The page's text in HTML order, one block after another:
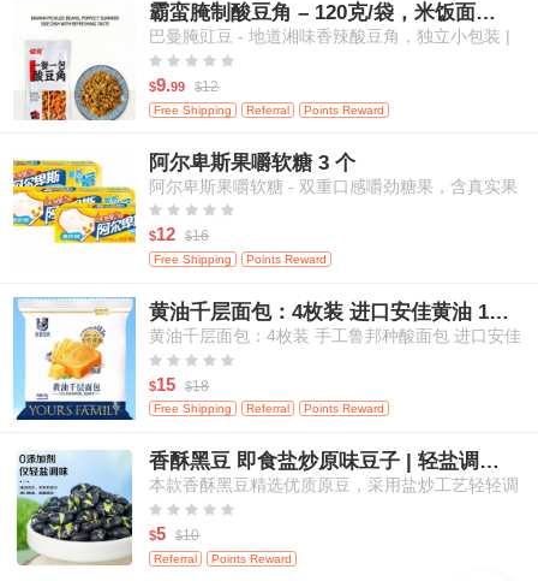
霸蛮腌制酸豆角 – 120克/袋，米饭面条的绝佳搭档
巴曼腌豇豆 - 地道湘味香辣酸豆角，独立小包装 |
米饭、面条等百搭佐餐 120克/袋
    
$9.99 $12
Free Shipping Referral Points Reward
阿尔卑斯果嚼软糖 3 个
阿尔卑斯果嚼软糖 - 双重口感嚼劲糖果，含真实果
汁，白桃&芒果口味，3粒装
    
$12 $16
Free Shipping Points Reward
黄油千层面包：4枚装 进口安佳黄油 17小时鲁邦种发酵
黄油千层面包：4枚装 手工鲁邦种酸面包 进口安佳
黄油 17小时自然发酵
    
$15 $18
Free Shipping Referral Points Reward
香酥黑豆 即食盐炒原味豆子 | 轻盐调味 | 零添加剂 | 高蛋白健康休闲零食 | 200g
本款香酥黑豆精选优质原豆，采用盐炒工艺轻轻调
味，不添加任何人工添加剂，保留食材本真滋味。
每一颗黑豆酥脆可口，营养丰富，高蛋白、高纤
维，适合追求健康饮食的您。即开即食，轻松满足
日常嘴馋与营养补给需求，适合居家、办公、外出
    
$5 $10
Referral Points Reward